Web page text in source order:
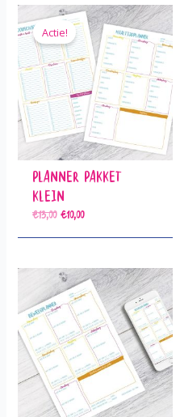
Actie!
Planner Pakket
Klein
€13,00Oorspronkelijke prijs was: €13,00.
€10,00Huidige prijs is: €10,00.